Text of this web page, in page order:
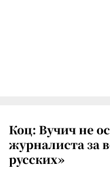
Коц: Вучич не
журналиста за
русских»